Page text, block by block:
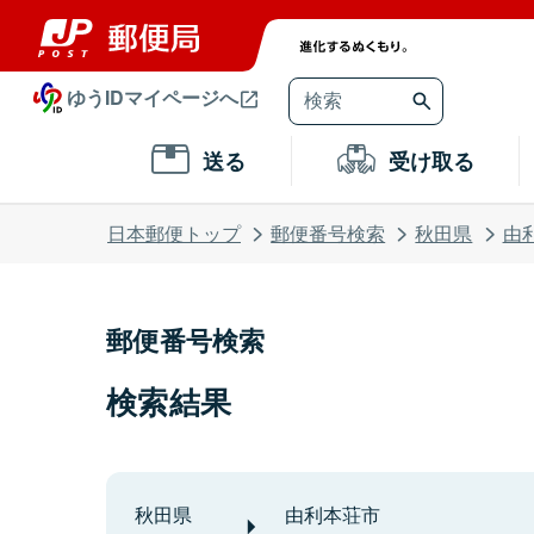
ゆうIDマイページへ
送る 受け取る
日本郵便トップ 郵便番号検索 秋田県 由
郵便番号検索
検索結果
秋田県 由利本荘市